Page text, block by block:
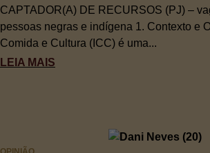
CAPTADOR(A) DE RECURSOS (PJ) –
pessoas negras e indígena 1. Contexto e
Comida e Cultura (ICC) é uma...
LEIA MAIS